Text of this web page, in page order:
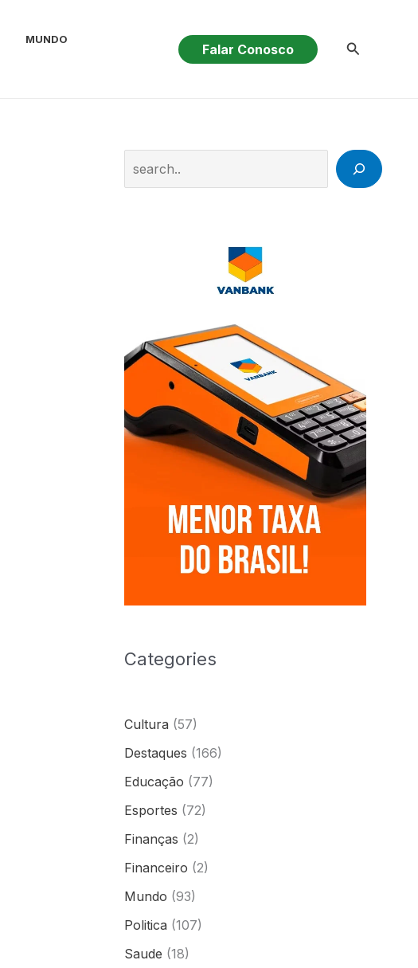
MUNDO
Falar Conosco Pesquisar
Categories
Cultura (57)
Destaques (166)
Educação (77)
Esportes (72)
Finanças (2)
Financeiro (2)
Mundo (93)
Politica (107)
Saude (18)